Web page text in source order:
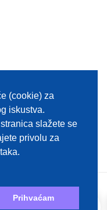
(cookie) za
iskustva.
slažete se
privolu za
Prihvaćam